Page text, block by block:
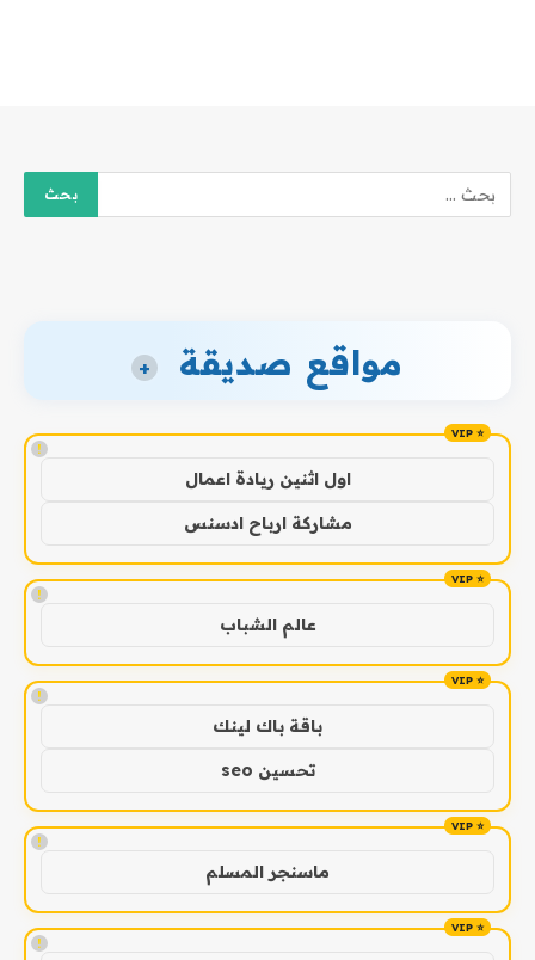
مواقع صديقة +
!
اول اثنين ريادة اعمال
مشاركة ارباح ادسنس
!
عالم الشباب
!
باقة باك لينك
تحسين seo
!
ماسنجر المسلم
!